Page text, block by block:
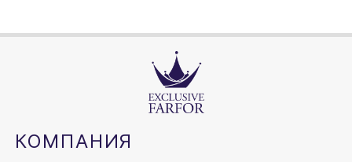
КОМПАНИЯ